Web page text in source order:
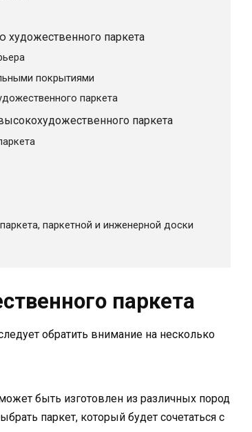
художественного паркета
покрытиями
паркета
паркета
паркетной и инженерной доски
паркета
обратить внимание на несколько
быть изготовлен из различных пород
паркет, который будет сочетаться с